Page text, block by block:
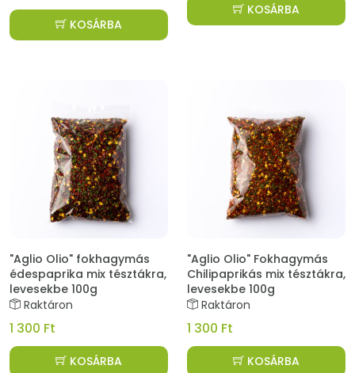
KOSÁRBA
KOSÁRBA
"Aglio Olio" fokhagymás
édespaprika mix tésztákra,
levesekbe 100g
Raktáron
1 300 Ft
KOSÁRBA
"Aglio Olio" Fokhagymás
Chilipaprikás mix tésztákra,
levesekbe 100g
Raktáron
1 300 Ft
KOSÁRBA